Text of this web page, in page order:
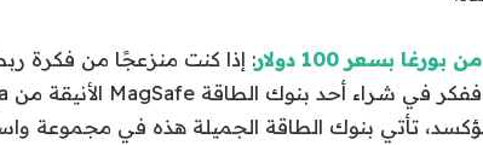
بسعر 100 دولار
: إذا كنت منزعجًا من فكرة
تأتي بنوك الطاقة الجميلة هذه في مجموعة